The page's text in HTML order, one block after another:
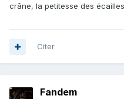
crâne, la petitesse des
Citer
Fandem